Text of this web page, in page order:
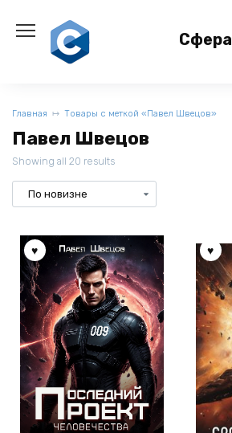
содержанию
Сфера
Главная Товары с меткой «Павел Швецов»
Павел Швецов
Showing all 20 results